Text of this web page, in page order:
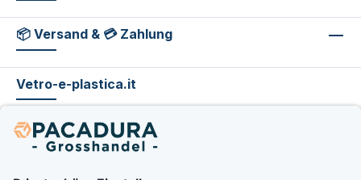
📦 Versand & 💳 Zahlung
Vetro-e-plastica.it